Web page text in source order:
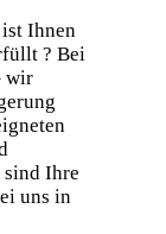
Ihnen
? Bei
wir
Ihre
uns in